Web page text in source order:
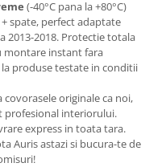
(-40°C pana la +80°C)
spate, perfect adaptate
2013-2018. Protectie totala
instant fara
produse testate in conditii
covorasele originale ca noi,
profesional interiorului.
express in toata tara.
Auris astazi si bucura-te de